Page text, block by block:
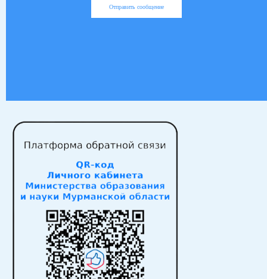
Отправить сообщение